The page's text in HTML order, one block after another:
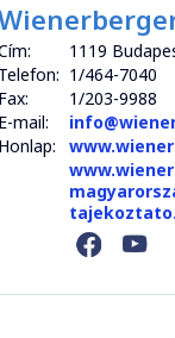
1119
Telefon: 1/464-7040
Fax:
1/203-9988
E-mail:
Honlap: